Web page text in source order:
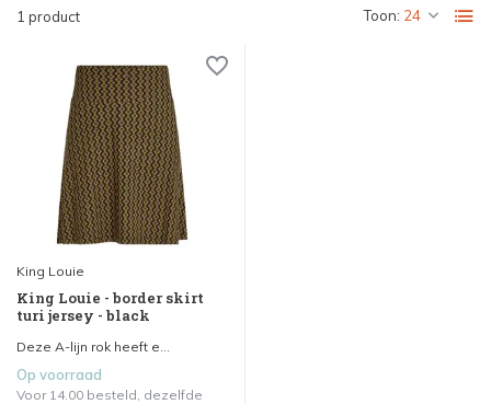
1 product Toon:
King Louie
King Louie - border skirt
turi jersey - black
Deze A-lijn rok heeft e...
Op voorraad
Voor 14.00 besteld, dezelfde